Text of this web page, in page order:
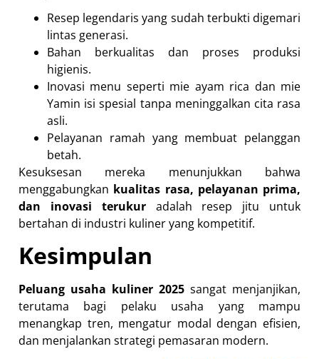
Resep legendaris yang sudah terbukti digemari
lintas generasi.
Bahan berkualitas dan proses produksi
higienis.
Inovasi menu seperti mie ayam rica dan mie
Yamin isi spesial tanpa meninggalkan cita rasa
asli.
Pelayanan ramah yang membuat pelanggan
betah.
Kesuksesan mereka menunjukkan bahwa
menggabungkan kualitas rasa, pelayanan prima,
dan inovasi terukuradalah resep jitu untuk
bertahan di industri kuliner yang kompetitif.
Kesimpulan
Peluang usaha kuliner 2025 sangat menjanjikan,
terutama bagi pelaku usaha yang mampu
menangkap tren, mengatur modal dengan efisien,
dan menjalankan strategi pemasaran modern.